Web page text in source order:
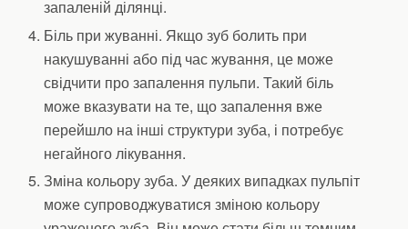
запаленій ділянці.
Біль при жуванні. Якщо зуб болить при
накушуванні або під час жування, це може
свідчити про запалення пульпи. Такий біль
може вказувати на те, що запалення вже
перейшло на інші структури зуба, і потребує
негайного лікування.
Зміна кольору зуба. У деяких випадках пульпіт
може супроводжуватися зміною кольору